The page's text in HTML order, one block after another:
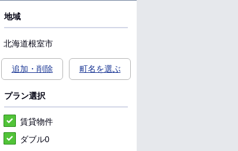
地域
北海道根室市
追加・削除 町名を選ぶ
プラン選択
賃貸物件
ダブル0